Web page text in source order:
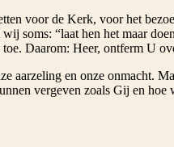
voor de Kerk, voor het
soms: “laat hen het maar
Daarom: Heer, ontferm U
aarzeling en onze onmacht.
vergeven zoals Gij en